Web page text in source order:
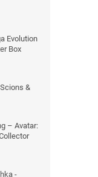
Evolution
Box
&
– Avatar:
-